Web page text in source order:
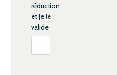
réduction
et je le
valide